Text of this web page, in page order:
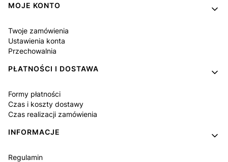
MOJE KONTO
Twoje zamówienia
Ustawienia konta
Przechowalnia
PŁATNOŚCI I DOSTAWA
Formy płatności
Czas i koszty dostawy
Czas realizacji zamówienia
INFORMACJE
Regulamin